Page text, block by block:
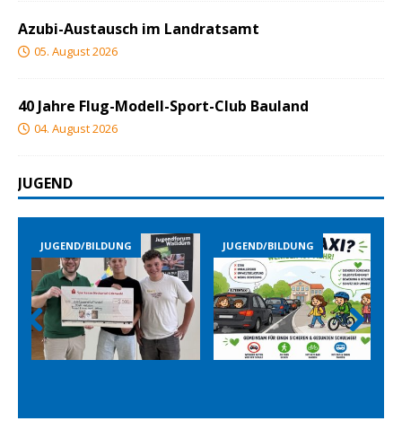
Azubi-Austausch im Landratsamt
05. August 2026
40 Jahre Flug-Modell-Sport-Club Bauland
04. August 2026
JUGEND
BILDUNG JUGEND/BILDUNG JUGEND/
Prev
ious
Nex
t